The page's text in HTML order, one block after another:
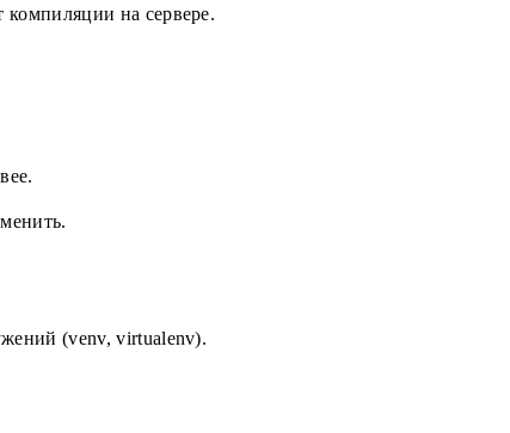
компиляции на сервере.
(venv, virtualenv).